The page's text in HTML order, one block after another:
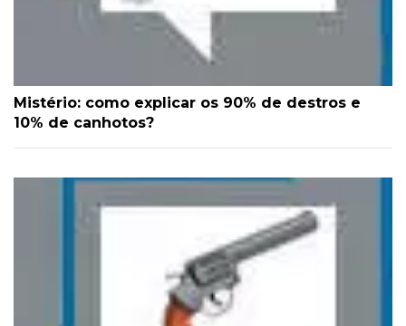
Mistério: como explicar os 90% de destros e
10% de canhotos?